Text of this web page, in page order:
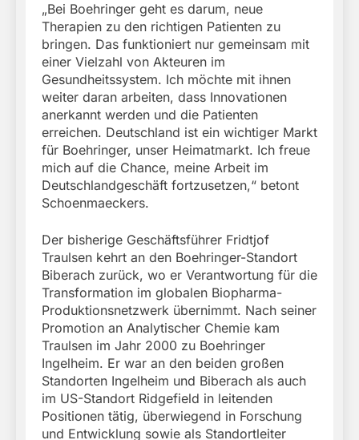
„Bei Boehringer geht es darum, neue
Therapien zu den richtigen Patienten zu
bringen. Das funktioniert nur gemeinsam mit
einer Vielzahl von Akteuren im
Gesundheitssystem. Ich möchte mit ihnen
weiter daran arbeiten, dass Innovationen
anerkannt werden und die Patienten
erreichen. Deutschland ist ein wichtiger Markt
für Boehringer, unser Heimatmarkt. Ich freue
mich auf die Chance, meine Arbeit im
Deutschlandgeschäft fortzusetzen,“ betont
Schoenmaeckers.
Der bisherige Geschäftsführer Fridtjof
Traulsen kehrt an den Boehringer-Standort
Biberach zurück, wo er Verantwortung für die
Transformation im globalen Biopharma-
Produktionsnetzwerk übernimmt. Nach seiner
Promotion an Analytischer Chemie kam
Traulsen im Jahr 2000 zu Boehringer
Ingelheim. Er war an den beiden großen
Standorten Ingelheim und Biberach als auch
im US-Standort Ridgefield in leitenden
Positionen tätig, überwiegend in Forschung
und Entwicklung sowie als Standortleiter